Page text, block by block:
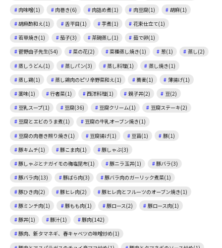
肉味噌(1)
肉巻き(6) 肉詰め煮(1) 肉豆腐(1)
胡麻(1)
胡麻酢和え(1)
舌平目(1) 芋煮(1)
花束仕立て(1)
若草焼き(1)
茄子(3) 茶碗蒸し(1)
茹で卵(1)
菅野由子先生(54)
菜の花(2) 菜種蒸し焼き(1) 葱(1)
蒸し(2)
蒸しうどん(1)
蒸しパン(3) 蒸し料理(1)
蒸し焼き(1)
蒸し鶏(1)
蒸し鶏肉のピリ辛野菜和え(1) 蕎麦(1)
薄揚げ(1)
薬味(1)
行者菜(1) 西洋料理(1) 親子丼(2)
豆(2)
豆乳スープ(1)
豆腐(36) 豆腐クリーム(1)
豆腐ステーキ(2)
豆腐とエビのうま煮(1)
豆腐の牛乳オーブン焼き(1)
豆腐の肉巻き照り焼き(1)
豆腐揚げ(1) 豆苗(1)
豚(1)
豚キムチ(1)
豚こま肉(1)
豚しゃぶ(3)
豚しゃぶとナガイモの梅塩昆布(1)
豚ニラ玉丼(1)
豚バラ(3)
豚バラ肉(13)
豚ばら肉(3)
豚バラ肉のガーリック煮菜(1)
豚ひき肉(2)
豚ヒレ肉(2)
豚ヒレ肉とフルーツのオーブン焼き(1)
豚ミンチ肉(1)
豚もも肉(1) 豚ロース(2)
豚ロース肉(1)
豚丼(1)
豚汁(1)
豚肉(142)
豚肉、新タマネギ、春キャベツの味噌炒め(1)